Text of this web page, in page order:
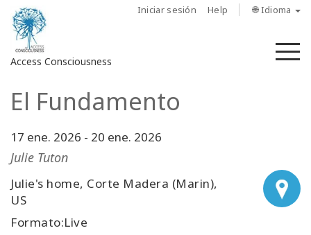
Iniciar sesión Help 🌐 Idioma
Access Consciousness
Iniciar
en
su
cuenta
Sobre
El Fundamento
17 ene. 2026 - 20 ene. 2026
Julie Tuton
Julie's home, Corte Madera (Marin),
US
Formato:Live